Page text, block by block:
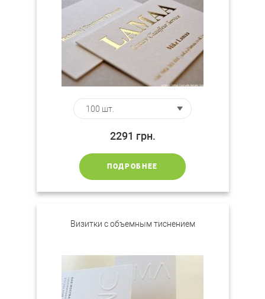
2291 грн.
ПОДРОБНЕЕ
Визитки с объемным тиснением